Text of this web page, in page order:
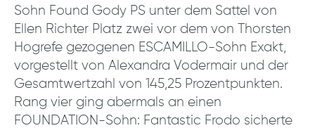
Sohn Found Gody PS unter dem Sattel von
Ellen Richter Platz zwei vor dem von Thorsten
Hogrefe gezogenen ESCAMILLO-Sohn Exakt,
vorgestellt von Alexandra Vodermair und der
Gesamtwertzahl von 145,25 Prozentpunkten.
Rang vier ging abermals an einen
FOUNDATION-Sohn: Fantastic Frodo sicherte